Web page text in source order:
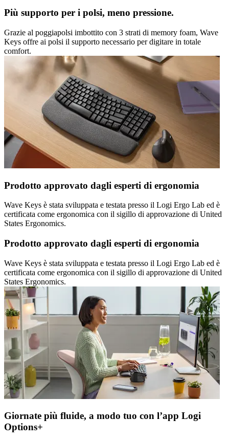
Più supporto per i polsi, meno pressione.
Grazie al poggiapolsi imbottito con 3 strati di memory foam, Wave
Keys offre ai polsi il supporto necessario per digitare in totale
comfort.
Prodotto approvato dagli esperti di ergonomia
Wave Keys è stata sviluppata e testata presso il Logi Ergo Lab ed è
certificata come ergonomica con il sigillo di approvazione di United
States Ergonomics.
Prodotto approvato dagli esperti di ergonomia
Wave Keys è stata sviluppata e testata presso il Logi Ergo Lab ed è
certificata come ergonomica con il sigillo di approvazione di United
States Ergonomics.
Giornate più fluide, a modo tuo con l’app Logi
Options+